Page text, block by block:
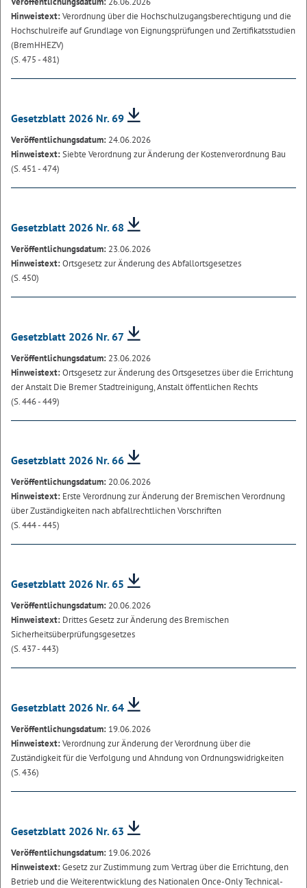
Hinweistext:Verordnung über die Hochschulzugangsberechtigung und die
Hochschulreife auf Grundlage von Eignungsprüfungen und Zertifikatsstudien
(BremHHEZV)
(S. 475 - 481)
Gesetzblatt 2026 Nr. 69
Veröffentlichungsdatum: 24.06.2026
Hinweistext:Siebte Verordnung zur Änderung der Kostenverordnung Bau
(S. 451 - 474)
Gesetzblatt 2026 Nr. 68
Veröffentlichungsdatum: 23.06.2026
Hinweistext:Ortsgesetz zur Änderung des Abfallortsgesetzes
(S. 450)
Gesetzblatt 2026 Nr. 67
Veröffentlichungsdatum: 23.06.2026
Hinweistext:Ortsgesetz zur Änderung des Ortsgesetzes über die Errichtung
der Anstalt Die Bremer Stadtreinigung, Anstalt öffentlichen Rechts
(S. 446 - 449)
Gesetzblatt 2026 Nr. 66
Veröffentlichungsdatum: 20.06.2026
Hinweistext: Erste Verordnung zur Änderung der Bremischen Verordnung
über Zuständigkeiten nach abfallrechtlichen Vorschriften
(S. 444 - 445)
Gesetzblatt 2026 Nr. 65
Veröffentlichungsdatum: 20.06.2026
Hinweistext: Drittes Gesetz zur Änderung des Bremischen
Sicherheitsüberprüfungsgesetzes
(S. 437 - 443)
Gesetzblatt 2026 Nr. 64
Veröffentlichungsdatum: 19.06.2026
Hinweistext:Verordnung zur Änderung der Verordnung über die
Zuständigkeit für die Verfolgung und Ahndung von Ordnungswidrigkeiten
(S. 436)
Gesetzblatt 2026 Nr. 63
Veröffentlichungsdatum: 19.06.2026
Hinweistext:Gesetz zur Zustimmung zum Vertrag über die Errichtung, den
Betrieb und die Weiterentwicklung des Nationalen Once-Only Technical-